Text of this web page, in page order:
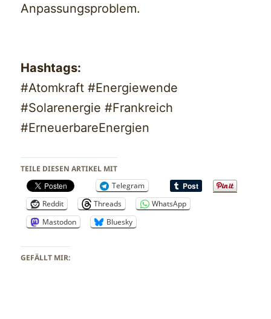
Anpassungsproblem.
Hashtags:
#Atomkraft #Energiewende
#Solarenergie #Frankreich
#ErneuerbareEnergien
TEILE DIESEN ARTIKEL MIT
Telegram
Reddit
Threads
WhatsApp
Mastodon
Bluesky
GEFÄLLT MIR: